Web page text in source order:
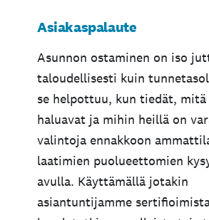
Asiakaspalaute
Asunnon ostaminen on iso
taloudellisesti kuin
se helpottuu, kun tiedät, mitä
haluavat ja mihin heillä on
valintoja ennakkoon
laatimien puolueettomien
avulla. Käyttämällä jotakin
asiantuntijamme